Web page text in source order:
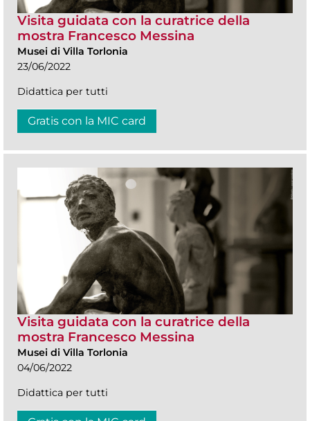
Visita guidata con la curatrice della
mostra Francesco Messina
Musei di Villa Torlonia
23/06/2022
Didattica per tutti
Gratis con la MIC card
Visita guidata con la curatrice della
mostra Francesco Messina
Musei di Villa Torlonia
04/06/2022
Didattica per tutti